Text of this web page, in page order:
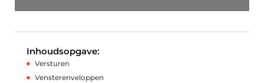
Inhoudsopgave:
Versturen
Vensterenveloppen